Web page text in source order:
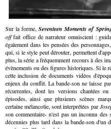
Sur la forme, Seventeen Moments of
offfait office de narrateur omniscient :
également dans les pensées des
qui, si le style peut dérouter, permettent
plus, la série a fréquemment recours à des
évènements ou des figures historiques. Si le
cette inclusion de documents vidéos
enjeux du conflit. La bande-son ne laisse
récurrentes, dont les versions chantées
épisodes, ainsi que plusieurs scènes
certaine mélancolie, sont interprétées par
son commentaire- n'est pas un inconnu
décennies plus tard dans la bande-son d'un